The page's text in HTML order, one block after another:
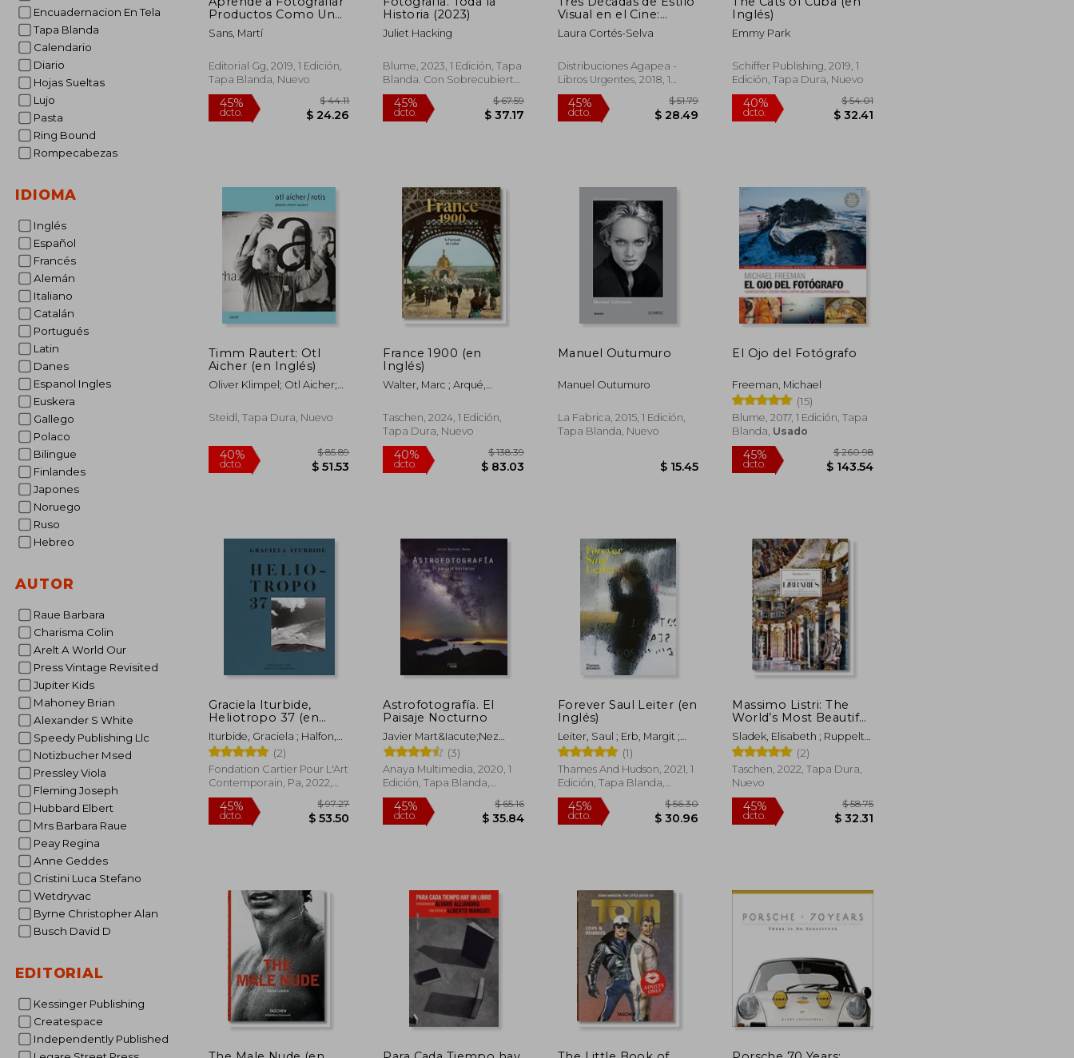
Encuadernacion En Tela
Tapa Blanda
Calendario
Diario
Hojas Sueltas
Lujo
Pasta
Ring Bound
Rompecabezas
IDIOMA
Inglés
Español
Francés
Alemán
Italiano
Catalán
Portugués
Latin
Danes
Espanol Ingles
Euskera
Gallego
Polaco
Bilingue
Finlandes
Japones
Noruego
Ruso
Hebreo
AUTOR
Raue Barbara
Charisma Colin
Arelt A World Our
Press Vintage Revisited
Jupiter Kids
Mahoney Brian
Alexander S White
Speedy Publishing Llc
Notizbucher Msed
Pressley Viola
Fleming Joseph
Hubbard Elbert
Mrs Barbara Raue
Peay Regina
Anne Geddes
Cristini Luca Stefano
Wetdryvac
Byrne Christopher Alan
Busch David D
EDITORIAL
Kessinger Publishing
Createspace
Independently Published
Productos Como Un
Profesional
Sans, Martí
Editorial Gg, 2019, 1 Edición,
Tapa Blanda, Nuevo
Historia (2023)
Juliet Hacking
Blume, 2023, 1 Edición, Tapa
Blanda. Con Sobrecubierta,
Nuevo
$ 37.17
Visual en el Cine:
Evolución de la
Fotografía
1980-2010
Laura Cortés-Selva
Distribuciones Agapea -
Libros Urgentes, 2018, 1
Edición, Tapa Blanda,
Usado
$ 28.49
Inglés)
Emmy Park
Schiffer Publishing, 2019, 1
Edición, Tapa Dura, Nuevo
Timm Rautert: Otl
Aicher (en Inglés)
Oliver Klimpel; Otl Aicher;
Reynolds
Steidl, Tapa Dura, Nuevo
40%
dcto.
France 1900 (en
Inglés)
Walter, Marc ; Arqué,
Taschen, 2024, 1 Edición,
Tapa Dura, Nuevo
40%
dcto.
$ 138.39
Manuel Outumuro
Manuel Outumuro
La Fabrica, 2015, 1 Edición,
Tapa Blanda, Nuevo
$ 15.45
El Ojo del Fotógrafo
Freeman, Michael
(15)
Blume, 2017, 1 Edición, Tapa
Blanda, Usado
45%
dcto.
Graciela Iturbide,
Heliotropo 37 (en
Inglés)
Iturbide, Graciela ; Halfon,
Eduardo ; Bradu, Fabienne
(2)
Fondation Cartier Pour L'Art
Contemporain, Pa, 2022,
Tapa Dura, Nuevo
45%
dcto.
Astrofotografía. El
Paisaje Nocturno
Javier Mart&Iacute;Nez
Mor&Aacute;N
(3)
Anaya Multimedia, 2020, 1
Edición, Tapa Blanda,
Nuevo
45%
dcto.
$ 65.16
$ 35.84
Forever Saul Leiter (en
Inglés)
Leiter, Saul ; Erb, Margit ;
Parillo, Michael
(1)
Thames And Hudson, 2021, 1
Edición, Tapa Blanda,
Nuevo
45%
dcto. $ 30.96
Massimo Listri: The
World’s Most Beautiful
Libraries (en Inglés)
Sladek, Elisabeth ; Ruppelt,
Georg ; Listri, Massimo
(2)
Taschen, 2022, Tapa Dura,
Nuevo
dcto.